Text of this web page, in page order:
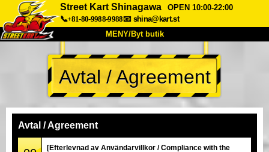
Street Kart Shinagawa
OPEN 10:00-22:00
📞+81-80-9988-9988📧 shina@kart.st
MENY/Byt butik
HEM
Om oss Specifikationer Pris
Företag
Avtal / Agreement
Avtal / Agreement
[Efterlevnad av Användarvillkor / Compliance with the